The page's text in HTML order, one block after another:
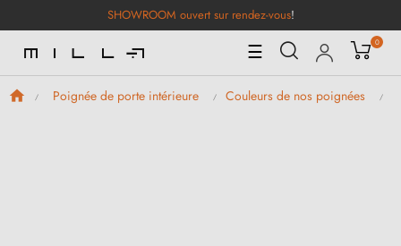
SHOWROOM ouvert sur rendez-vous!
Basculer
la
navigation
☰ 0
Poignée de porte intérieure Couleurs de nos poignées